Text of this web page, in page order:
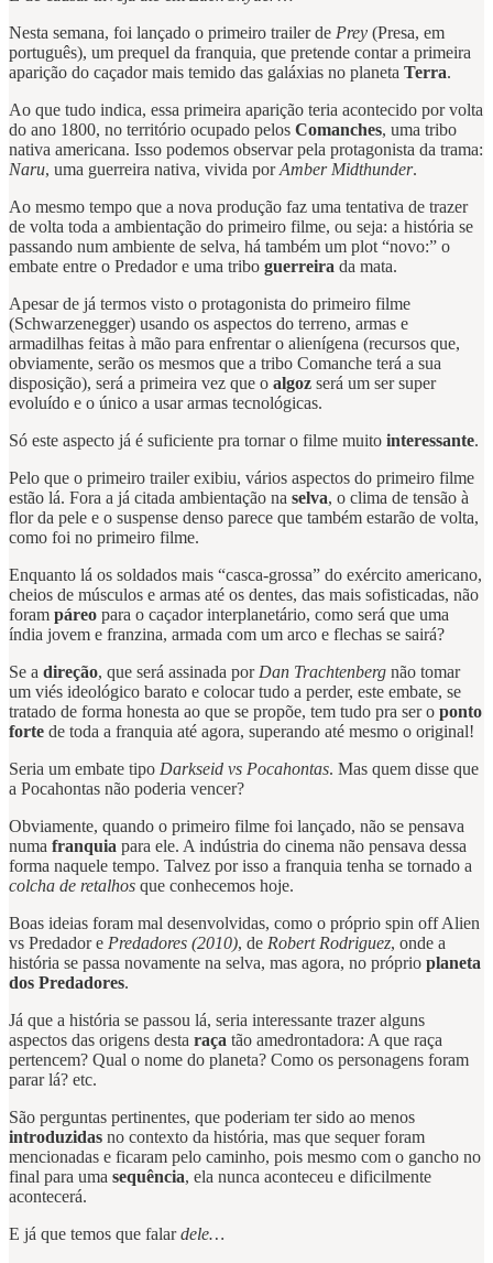
Nesta semana, foi lançado o primeiro trailer de Prey (Presa, em
português), um prequel da franquia, que pretende contar a primeira
aparição do caçador mais temido das galáxias no planeta Terra.
Ao que tudo indica, essa primeira aparição teria acontecido por volta
do ano 1800, no território ocupado pelos Comanches, uma tribo
nativa americana. Isso podemos observar pela protagonista da trama:
Naru, uma guerreira nativa, vivida porAmber Midthunder.
Ao mesmo tempo que a nova produção faz uma tentativa de trazer
de volta toda a ambientação do primeiro filme, ou seja: a história se
passando num ambiente de selva, há também um plot “novo:” o
embate entre o Predador e uma tribo guerreira da mata.
Apesar de já termos visto o protagonista do primeiro filme
(Schwarzenegger) usando os aspectos do terreno, armas e
armadilhas feitas à mão para enfrentar o alienígena (recursos que,
obviamente, serão os mesmos que a tribo Comanche terá a sua
disposição), será a primeira vez que o algoz será um ser super
evoluído e o único a usar armas tecnológicas.
Só este aspecto já é suficiente pra tornar o filme muito interessante.
Pelo que o primeiro trailer exibiu, vários aspectos do primeiro filme
estão lá. Fora a já citada ambientação na selva, o clima de tensão à
flor da pele e o suspense denso parece que também estarão de volta,
como foi no primeiro filme.
Enquanto lá os soldados mais “casca-grossa” do exército americano,
cheios de músculos e armas até os dentes, das mais sofisticadas, não
foram páreo para o caçador interplanetário, como será que uma
índia jovem e franzina, armada com um arco e flechas se sairá?
Se a direção, que será assinada por Dan Trachtenberg não tomar
um viés ideológico barato e colocar tudo a perder, este embate, se
tratado de forma honesta ao que se propõe, tem tudo pra ser o ponto
forte de toda a franquia até agora, superando até mesmo o original!
Seria um embate tipo Darkseid vs Pocahontas. Mas quem disse que
a Pocahontas não poderia vencer?
Obviamente, quando o primeiro filme foi lançado, não se pensava
numa franquia para ele. A indústria do cinema não pensava dessa
forma naquele tempo. Talvez por isso a franquia tenha se tornado a
colcha de retalhos que conhecemos hoje.
Boas ideias foram mal desenvolvidas, como o próprio spin off Alien
vs Predador e Predadores (2010), de Robert Rodriguez, onde a
história se passa novamente na selva, mas agora, no próprio planeta
dos Predadores.
Já que a história se passou lá, seria interessante trazer alguns
aspectos das origens desta raça tão amedrontadora: A que raça
pertencem? Qual o nome do planeta? Como os personagens foram
parar lá? etc.
São perguntas pertinentes, que poderiam ter sido ao menos
introduzidas no contexto da história, mas que sequer foram
mencionadas e ficaram pelo caminho, pois mesmo com o gancho no
final para uma sequência, ela nunca aconteceu e dificilmente
acontecerá.
E já que temos que falardele…